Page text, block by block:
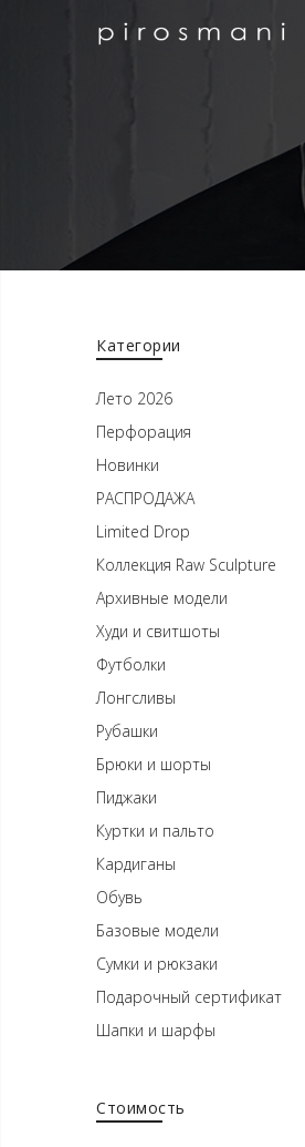
Категории
Лето 2026
Перфорация
Новинки
РАСПРОДАЖА
Limited Drop
Коллекция Raw Sculpture
Архивные модели
Худи и свитшоты
Футболки
Лонгсливы
Рубашки
Брюки и шорты
Пиджаки
Куртки и пальто
Кардиганы
Обувь
Базовые модели
Сумки и рюкзаки
Подарочный сертификат
Шапки и шарфы
Стоимость